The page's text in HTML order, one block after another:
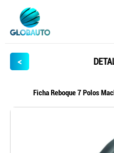
<
Ficha Reboque 7 Polos